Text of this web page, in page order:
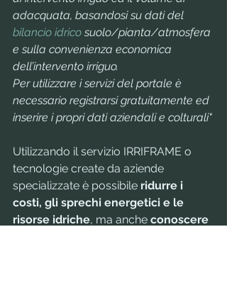
adacquata, basandosi su dati del
bilancio idrico suolo/pianta/atmosfera
e sulla convenienza economica
dell’intervento irriguo.
Per utilizzare i servizi del portale è
necessario registrarsi gratuitamente ed
inserire i propri dati aziendali e colturali"
Utilizzando il servizio IRRIFRAME o
tecnologie create da aziende
specializzate è possibile ridurre i
costi, gli sprechi energetici e le
risorse idriche, ma anche conoscere